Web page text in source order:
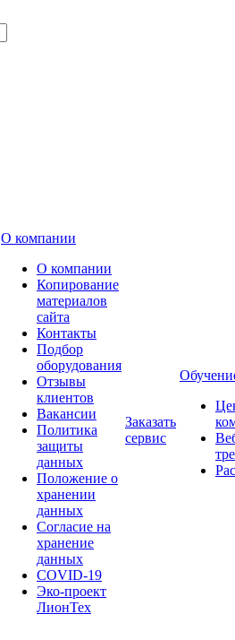
О компании
О компании
Копирование
материалов
сайта
Контакты
Подбор
оборудования
Отзывы
клиентов
Вакансии
Политика
защиты
данных
Положение о
хранении
данных
Согласие на
хранение
данных
COVID-19
Эко-проект
ЛионТех
Заказать
сервис